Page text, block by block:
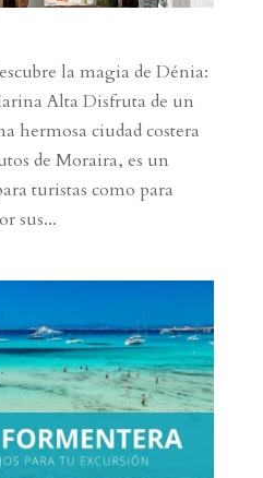
la magia de Dénia:
Alta Disfruta de un
hermosa ciudad costera
de Moraira, es un
turistas como para
sus...